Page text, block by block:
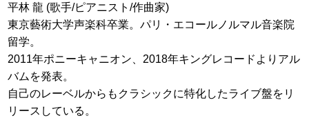
平林 龍 (歌手/ピアニスト/作曲家)
東京藝術大学声楽科卒業。パリ・エコールノルマル音楽院
留学。
2011年ポニーキャニオン、2018年キングレコードよりアル
バムを発表。
自己のレーベルからもクラシックに特化したライブ盤をリ
リースしている。